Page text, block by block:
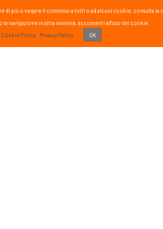
più o negare il consenso a tutti o ad alcuni cookie, consulta
la navigazione in altra maniera, acconsenti all'uso dei cookie.
Cookie Policy
Privacy Policy OK